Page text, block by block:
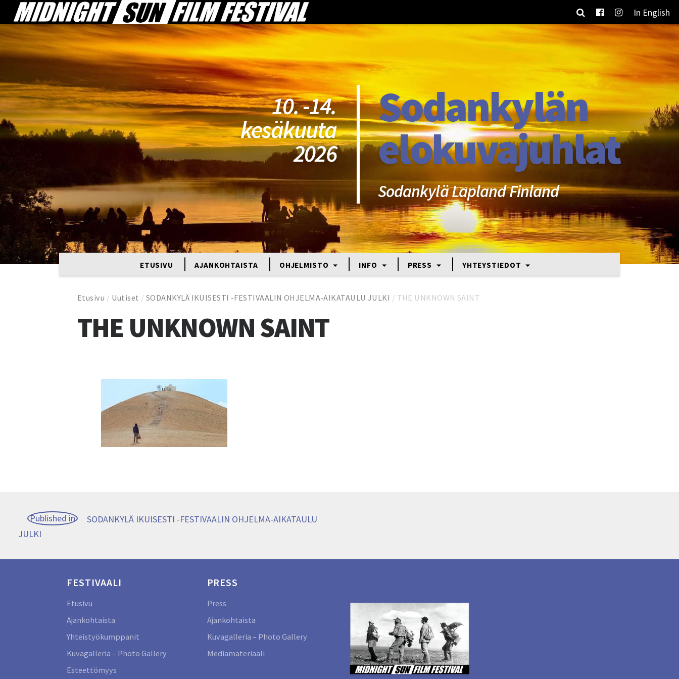
In English
10. -14.
kesäkuuta
2026
Sodankylän
elokuvajuhlat
Sodankylä Lapland Finland
ETUSIVU AJANKOHTAISTA OHJELMISTO INFO PRESS YHTEYSTIEDOT
Etusivu / Uutiset /SODANKYLÄ IKUISESTI -FESTIVAALIN OHJELMA-AIKATAULU JULKI / THE UNKNOWN SAINT
THE UNKNOWN SAINT
Artikkelien
selaus
Published in
SODANKYLÄ IKUISESTI -FESTIVAALIN OHJELMA-AIKATAULU
JULKI
FESTIVAALI
Etusivu
Ajankohtaista
Yhteistyökumppanit
Kuvagalleria – Photo Gallery
Esteettömyys
PRESS
Press
Ajankohtaista
Kuvagalleria – Photo Gallery
Mediamateriaali